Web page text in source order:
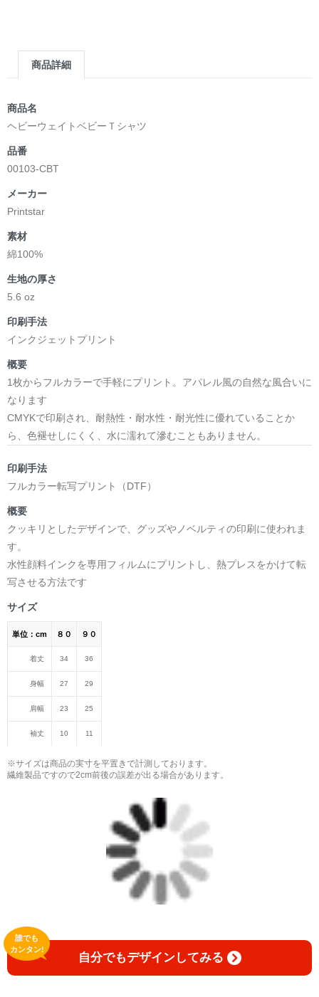
商品詳細
商品名
ヘビーウェイトベビーＴシャツ
品番
00103-CBT
メーカー
Printstar
素材
綿100%
生地の厚さ
5.6 oz
印刷手法
インクジェットプリント
概要
1枚からフルカラーで手軽にプリント。アパレル風の自然な風合いに
なります
CMYKで印刷され、耐熱性・耐水性・耐光性に優れていることか
ら、色褪せしにくく、水に濡れて滲むこともありません。
印刷手法
フルカラー転写プリント（DTF）
概要
クッキリとしたデザインで、グッズやノベルティの印刷に使われま
す。
水性顔料インクを専用フィルムにプリントし、熱プレスをかけて転
写させる方法です
サイズ
単位：cm ８０ ９０
着丈 34 36
身幅 27 29
肩幅 23 25
袖丈 10 11
※サイズは商品の実寸を平置きで計測しております。
繊維製品ですので2cm前後の誤差が出る場合があります。
自分でもデザインしてみる
誰でも
カンタン!